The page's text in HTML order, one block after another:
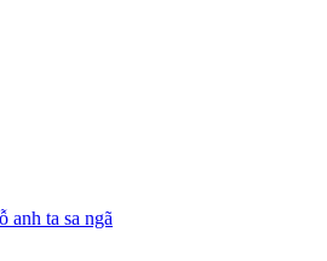
anh ta sa ngã